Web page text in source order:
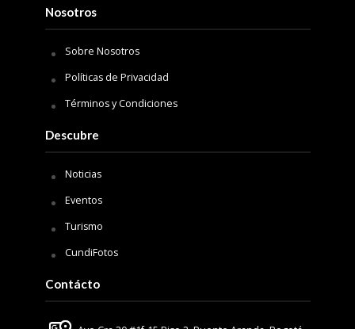
Nosotros
Sobre Nosotros
Políticas de Privacidad
Términos y Condiciones
Descubre
Noticias
Eventos
Turismo
CundiFotos
Contácto